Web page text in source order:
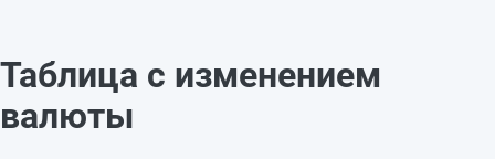
Таблица с изменением
валюты